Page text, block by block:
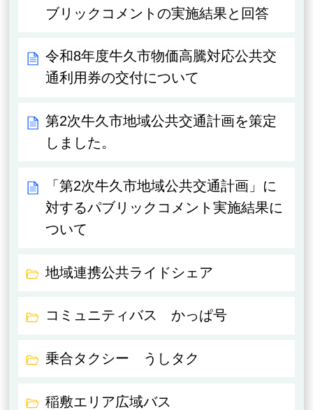
ブリックコメントの実施結果と回答
令和8年度牛久市物価高騰対応公共交
通利用券の交付について
第2次牛久市地域公共交通計画を策定
しました。
「第2次牛久市地域公共交通計画」に
対するパブリックコメント実施結果に
ついて
地域連携公共ライドシェア
コミュニティバス かっぱ号
乗合タクシー うしタク
稲敷エリア広域バス